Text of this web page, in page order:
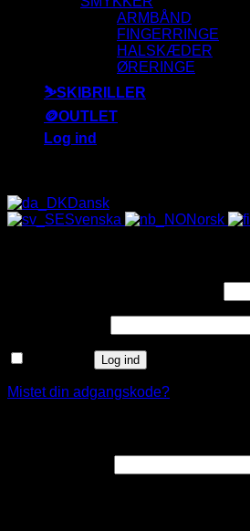
ARMBÅND
FINGERRINGE
HALSKÆDER
ØRERINGE
⛷️SKIBRILLER
🪙OUTLET
Log ind
Dansk
Svenska
Norsk
Log ind
Mistet din adgangskode?